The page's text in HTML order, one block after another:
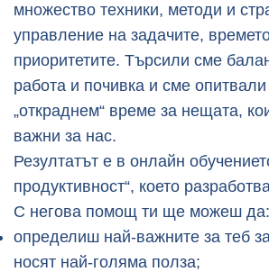
множество техники, методи и
управление на задачите,
приоритетите. Търсили сме
работа и почивка и сме
„откраднем“ време за нещата,
важни за нас.
Резултатът е в онлайн
продуктивност“, което
С негова помощ ти ще можеш да:
определиш най-важните за теб
носят най-голяма полза;